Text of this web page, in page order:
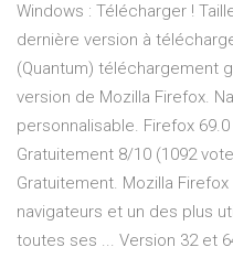
Windows : Télécharger !
dernière version à
(Quantum) téléchargement
version de Mozilla Firefox.
personnalisable. Firefox
Gratuitement 8/10 (1092
Gratuitement. Mozilla
navigateurs et un des plus
toutes ses ... Version 32 et